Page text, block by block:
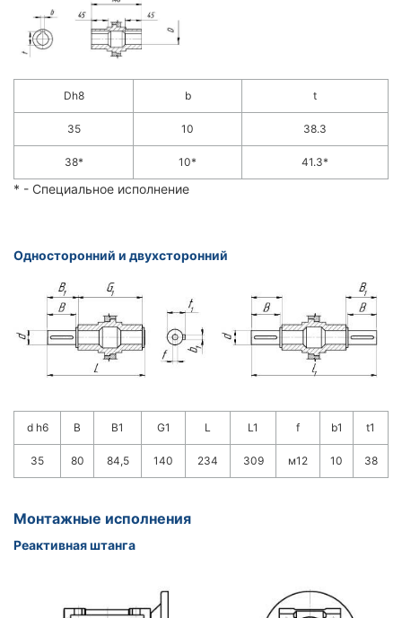
Dh8 b t
35 10 38.3
38* 10* 41.3*
* - Специальное исполнение
Односторонний и двухсторонний
d h6 B B1 G1 L L1 f b1 t1
35 80 84,5 140 234 309 м12 10 38
Монтажные исполнения
Реактивная штанга